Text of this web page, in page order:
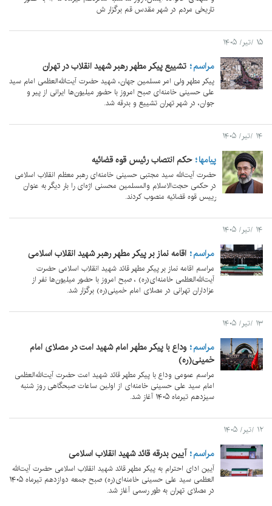
تاریخی مردم در شهر مقدس قم برگزار ش
۱۵ /تیر/ ۱۴۰۵
مراسم تشییع پیکر مطهر رهبر شهید انقلاب در تهران
پیکر مطهر ولی امر مسلمین جهان، شهید حضرت آیت‌الله‌العظمی امام سید
علی حسینی خامنه‌ای صبح امروز با حضور میلیون‌ها ایرانی از پیر و
جوان، در شهر تهران تشییع و بدرقه شد.
۱۴ /تیر/ ۱۴۰۵
پيامها حکم انتصاب رئیس قوه قضائیه
حضرت آیت‌الله سید مجتبی حسینی خامنه‌ای رهبر معظم انقلاب اسلامی
در حکمی حجت‌الاسلام والمسلمین محسنی اژه‌ای را بار دیگر به عنوان
رییس قوه قضائیه منصوب کردند.
۱۴ /تیر/ ۱۴۰۵
مراسم اقامه نماز بر پیکر مطهر رهبر شهید انقلاب اسلامی
مراسم اقامه نماز بر پیکر مطهر قائد شهید انقلاب اسلامی حضرت
آیت‌الله‌العظمی خامنه‌ای(ره) ، صبح امروز با حضور میلیون‌ها نفر از
عزاداران تهرانی در مصلای امام خمینی(ره) برگزار شد.
۱۳ /تیر/ ۱۴۰۵
مراسم وداع با پیکر مطهر امام شهید امت در مصلای امام
خمینی(ره)
مراسم عمومی وداع با پیکر مطهر قائد شهید امت حضرت آیت‌الله‌العظمی
امام سید علی حسینی خامنه‌ای از اولین ساعات صبحگاهی روز شنبه
سیزدهم تیرماه ۱۴۰۵ آغاز شد.
۱۲ /تیر/ ۱۴۰۵
مراسم آیین بدرقه قائد شهید انقلاب اسلامی
آیین ادای احترام به پیکر مطهر قائد شهید انقلاب اسلامی حضرت آیت‌الله
العظمی سید علی حسینی خامنه‌ای(ره) صبح جمعه دوازدهم تیرماه ۱۴۰۵
در مصلای تهران به طور رسمی آغاز شد.